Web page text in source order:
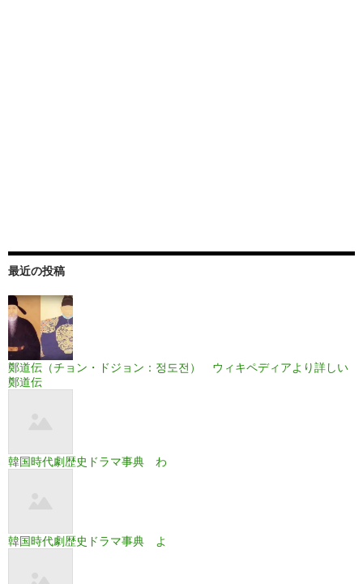
最近の投稿
鄭道伝（チョン・ドジョン：정도전） ウィキペディアより詳しい
鄭道伝
韓国時代劇歴史ドラマ事典 わ
韓国時代劇歴史ドラマ事典 よ